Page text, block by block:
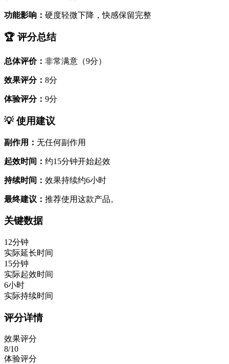
功能影响： 硬度轻微下降，快感保留完整
🏆 评分总结
总体评价： 非常满意（9分）
效果评分： 8分
体验评分： 9分
💡 使用建议
副作用： 无任何副作用
起效时间： 约15分钟开始起效
持续时间： 效果持续约6小时
最终建议： 推荐使用这款产品。
关键数据
12分钟
实际延长时间
15分钟
实际起效时间
6小时
实际持续时间
评分详情
效果评分
8/10
体验评分